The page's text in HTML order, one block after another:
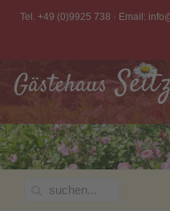
Tel. +49 (0)9925 738 · Email: